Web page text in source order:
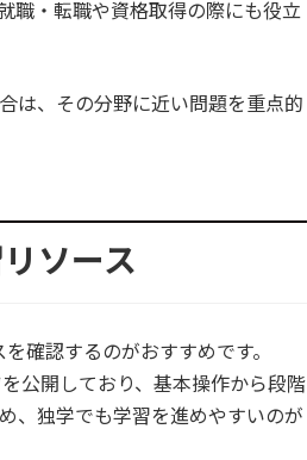
職・転職や資格取得の際にも役立
は、その分野に近い問題を重点的
ソース
確認するのがおすすめです。
公開しており、基本操作から段階
、独学でも学習を進めやすいのが